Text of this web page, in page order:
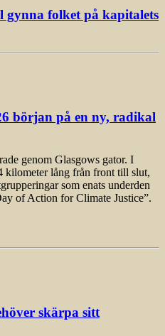
gynna folket på kapitalets
början på en ny, radikal
genom Glasgows gator. I
kilometer lång från front till slut,
som enats underden
of Action for Climate Justice”.
skärpa sitt